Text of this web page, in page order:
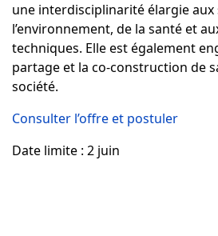
une interdisciplinarité élargie aux
l’environnement, de la santé et
techniques. Elle est également
partage et la co-construction de
société.
Consulter l’offre et postuler
Date limite : 2 juin